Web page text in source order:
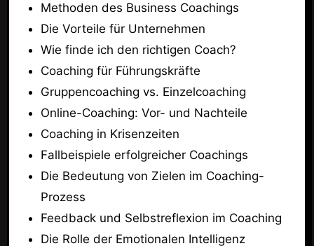
Methoden des Business Coachings
Die Vorteile für Unternehmen
Wie finde ich den richtigen Coach?
Coaching für Führungskräfte
Gruppencoaching vs. Einzelcoaching
Online-Coaching: Vor- und Nachteile
Coaching in Krisenzeiten
Fallbeispiele erfolgreicher Coachings
Die Bedeutung von Zielen im Coaching-
Prozess
Feedback und Selbstreflexion im Coaching
Die Rolle der Emotionalen Intelligenz